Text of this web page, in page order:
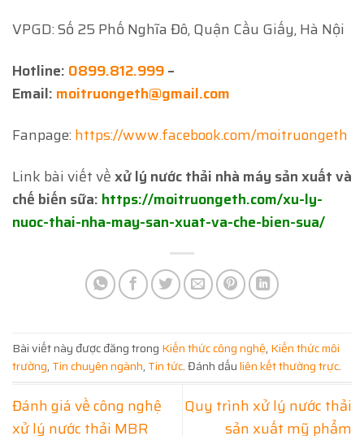
VPGD: Số 25 Phố Nghĩa Đô, Quận Cầu Giấy, Hà Nội
Hotline: 0899.812.999–
Email: moitruongeth@gmail.com
Fanpage: https://www.facebook.com/moitruongeth
Link bài viết vềxử lý nước thải nhà máy sản xuất và
chế biến sữa: https://moitruongeth.com/xu-ly-
nuoc-thai-nha-may-san-xuat-va-che-bien-sua/
Bài viết này được đăng trong Kiến thức công nghệ, Kiến thức môi
trường, Tin chuyên ngành, Tin tức. Đánh dấuliên kết thường trực.
Đánh giá về công nghệ
xử lý nước thải MBR
Quy trình xử lý nước thải
sản xuất mỹ phẩm